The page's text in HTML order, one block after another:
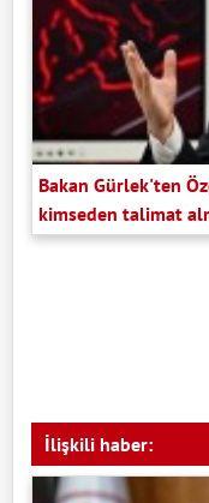
Bakan Gürlek'ten
kimseden talimat
İlişkili haber: